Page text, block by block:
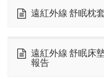
遠紅外線 舒眠枕
遠紅外線 舒眠床
報告